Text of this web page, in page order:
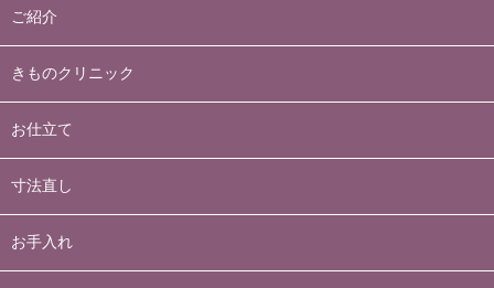
ご紹介
きものクリニック
お仕立て
寸法直し
お手入れ